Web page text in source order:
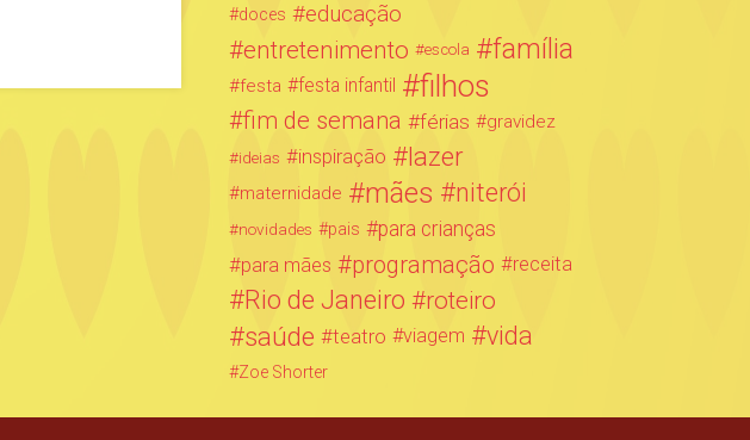
doces educação
entretenimento escola família
festa festa infantil filhos
fim de semana férias gravidez
ideias inspiração lazer
maternidade mães niterói
novidades pais
para crianças
para mães
programação receita
Rio de Janeiro roteiro
saúde teatro viagem vida
Zoe Shorter